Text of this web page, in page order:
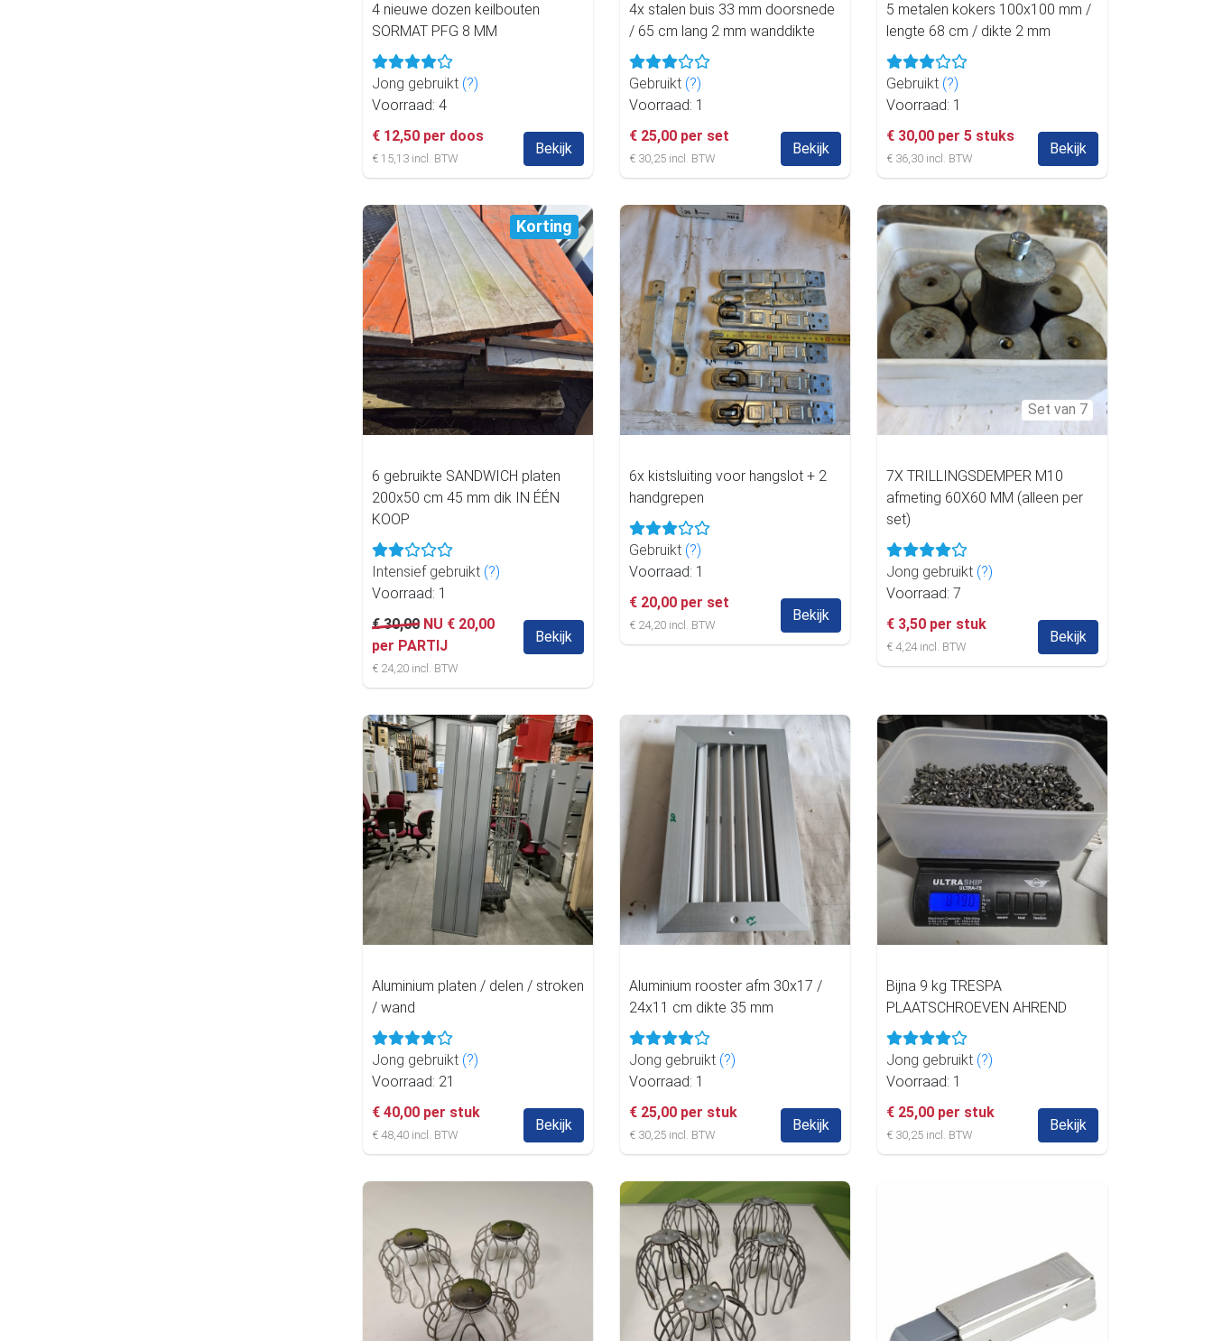
4 nieuwe dozen keilbouten
SORMAT PFG 8 MM
Jong gebruikt (?)
Voorraad: 4
€ 12,50 per doos
€ 15,13 incl. BTW
Bekijk
4x stalen buis 33 mm doorsnede
/ 65 cm lang 2 mm wanddikte
Gebruikt (?)
Voorraad: 1
€ 25,00 per set
€ 30,25 incl. BTW
Bekijk
5 metalen kokers 100x100 mm /
lengte 68 cm / dikte 2 mm
Gebruikt (?)
Voorraad: 1
€ 30,00 per 5 stuks
€ 36,30 incl. BTW
Bekijk
Korting
6 gebruikte SANDWICH platen
200x50 cm 45 mm dik IN ÉÉN
KOOP
Intensief gebruikt (?)
Voorraad: 1
€ 30,00 NU € 20,00
per PARTIJ
€ 24,20 incl. BTW
Bekijk
6x kistsluiting voor hangslot + 2
handgrepen
Gebruikt (?)
Voorraad: 1
€ 20,00 per set
€ 24,20 incl. BTW
Bekijk
Set van 7
7X TRILLINGSDEMPER M10
afmeting 60X60 MM (alleen per
set)
Jong gebruikt (?)
Voorraad: 7
€ 3,50 per stuk
€ 4,24 incl. BTW
Bekijk
Aluminium platen / delen / stroken
/ wand
Jong gebruikt (?)
Voorraad: 21
€ 40,00 per stuk
€ 48,40 incl. BTW
Bekijk
Aluminium rooster afm 30x17 /
24x11 cm dikte 35 mm
Jong gebruikt (?)
Voorraad: 1
€ 25,00 per stuk
€ 30,25 incl. BTW
Bekijk
Bijna 9 kg TRESPA
PLAATSCHROEVEN AHREND
Jong gebruikt (?)
Voorraad: 1
€ 25,00 per stuk
€ 30,25 incl. BTW
Bekijk